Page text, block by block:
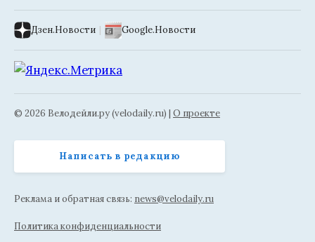
Дзен.Новости | Google.Новости
© 2026 Велодейли.ру (velodaily.ru) | О проекте
Написать в редакцию
Реклама и обратная связь: news@velodaily.ru
Политика конфиденциальности